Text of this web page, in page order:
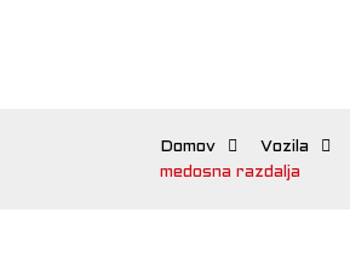
Domov Vozila
medosna razdalja